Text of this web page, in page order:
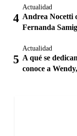
Actualidad
Andrea Nocetti
Fernanda
Actualidad
A qué se
conoce a